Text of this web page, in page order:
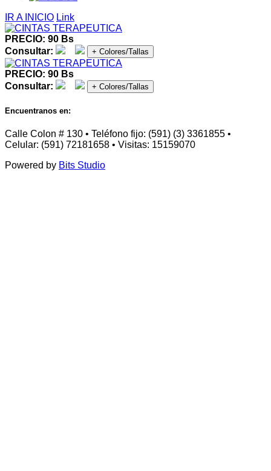
IR A INICIO Link
PRECIO: 90 Bs
Consultar:
+ Colores/Tallas
PRECIO: 90 Bs
Consultar:
+ Colores/Tallas
Encuentranos en:
Calle Colon # 130 • Teléfono fijo: (591) (3) 3361855 •
Celular: (591) 72181658 • Visitas: 15159070
Powered by Bits Studio